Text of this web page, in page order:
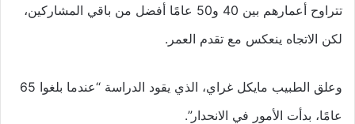
تتراوح أعمارهم بين 40 و50 عامًا أفضل من باقي المشاركين،
لكن الاتجاه ينعكس مع تقدم العمر.
وعلق الطبيب مايكل غراي، الذي يقود الدراسة “عندما بلغوا 65
عامًا، بدأت الأمور في الانحدار”.